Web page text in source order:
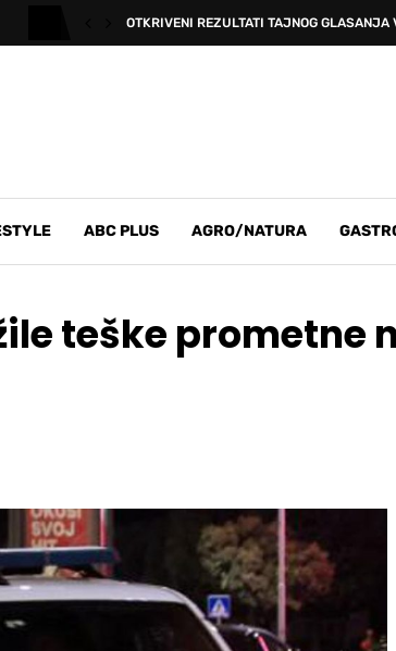
OTKRIVENI REZULTATI TAJNOG GLASANJA
ABC PLUS AGRO/NATURA
teške prometne